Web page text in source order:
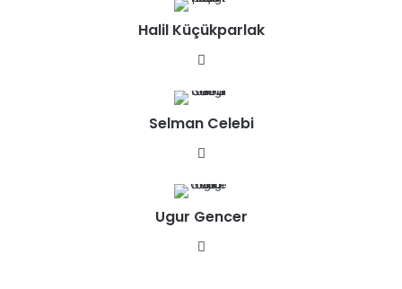
sit
esi
Halil Küçükparlak
sit
esi
Selman Celebi
sit
esi
Ugur Gencer